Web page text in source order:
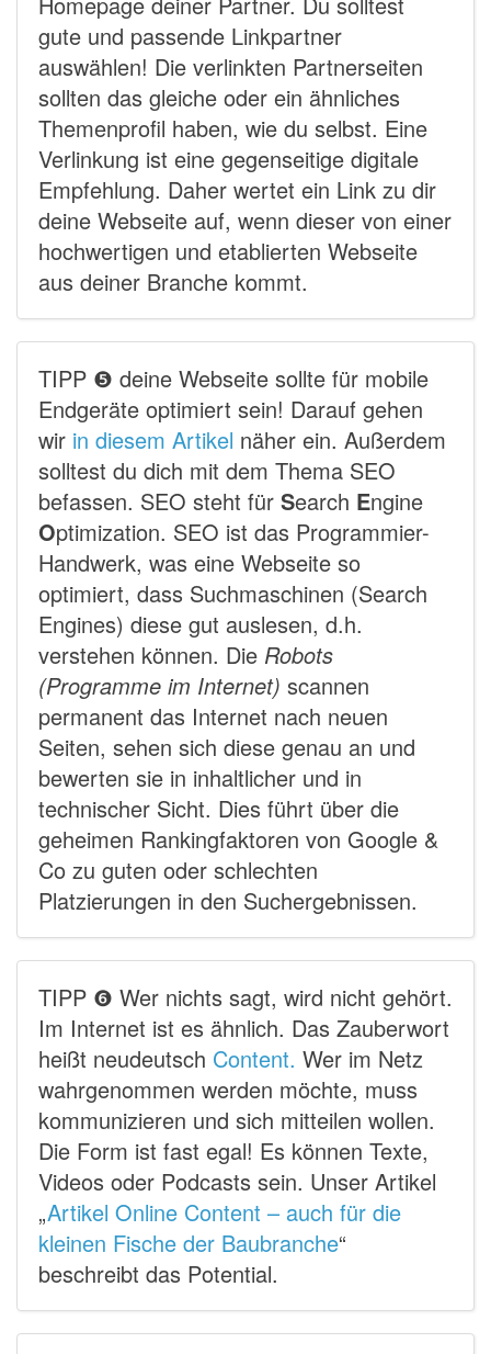
gute und passende Linkpartner
auswählen! Die verlinkten Partnerseiten
sollten das gleiche oder ein ähnliches
Themenprofil haben, wie du selbst. Eine
Verlinkung ist eine gegenseitige digitale
Empfehlung. Daher wertet ein Link zu dir
deine Webseite auf, wenn dieser von einer
hochwertigen und etablierten Webseite
aus deiner Branche kommt.
TIPP ❺ deine Webseite sollte für mobile
Endgeräte optimiert sein! Darauf gehen
wir in diesem Artikel näher ein. Außerdem
solltest du dich mit dem Thema SEO
befassen. SEO steht für Search Engine
Optimization. SEO ist das Programmier-
Handwerk, was eine Webseite so
optimiert, dass Suchmaschinen (Search
Engines) diese gut auslesen, d.h.
verstehen können. Die Robots
(Programme im Internet) scannen
permanent das Internet nach neuen
Seiten, sehen sich diese genau an und
bewerten sie in inhaltlicher und in
technischer Sicht. Dies führt über die
geheimen Rankingfaktoren von Google &
Co zu guten oder schlechten
Platzierungen in den Suchergebnissen.
TIPP ❻ Wer nichts sagt, wird nicht gehört.
Im Internet ist es ähnlich. Das Zauberwort
heißt neudeutsch Content. Wer im Netz
wahrgenommen werden möchte, muss
kommunizieren und sich mitteilen wollen.
Die Form ist fast egal! Es können Texte,
Videos oder Podcasts sein. Unser Artikel
„Artikel Online Content – auch für die
kleinen Fische der Baubranche“
beschreibt das Potential.